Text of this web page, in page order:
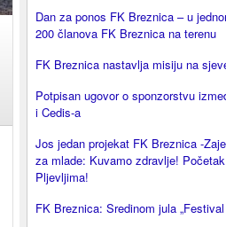
Dan za ponos FK Breznica – u
200 članova FK Breznica na terenu
FK Breznica nastavlja misiju na
Potpisan ugovor o sponzorstvu
i Cedis-a
Jos jedan projekat FK Breznica -
za mlade: Kuvamo zdravlje!
Pljevljima!
FK Breznica: Sredinom jula